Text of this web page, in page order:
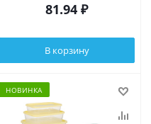
81.94 ₽
В корзину
НОВИНКА